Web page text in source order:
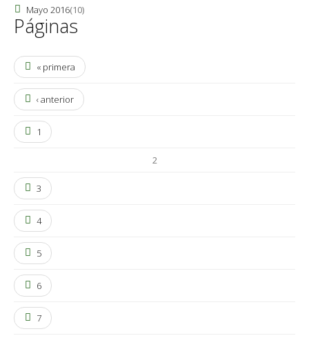
Mayo 2016(10)
Páginas
« primera
‹ anterior
1
2
3
4
5
6
7